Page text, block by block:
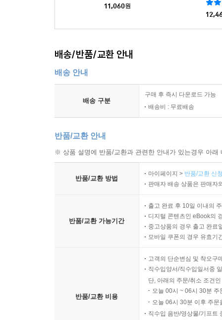
11,060원
배송/반품/교환 안내
배송 안내
배송 구분
구매 후 즉시 다운로드 가능
배송비 : 무료배송
반품/교환 안내
※ 상품 설명에 반품/교환과 관련한 안내가 있는경우 아
반품/교환 방법
마이페이지 > 반품/교환 신
판매자 배송 상품은 판매자
반품/교환 가능기간
출고 완료 후 10일 이내의
디지털 콘텐츠인 eBook의
중고상품의 경우 출고 완료
모바일 쿠폰의 경우 유효기
반품/교환 비용
고객의 단순변심 및 착오구
직수입양서/직수입일서중
단, 아래의 주문/취소 조건
오늘 00시 ~ 06시 30분
오늘 06시 30분 이후 주
직수입 음반/영상물/기프트